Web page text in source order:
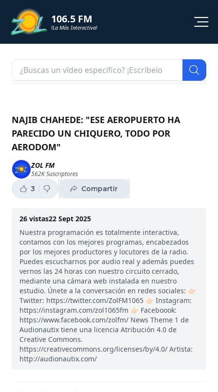
106.5 FM
!La Más Interactiva!
NOTICIAS
SHORTS
PODCAST
ZOL TV
NAJIB CHAHEDE: "ESE AEROPUERTO HA
PARECIDO UN CHIQUERO, TODO POR
AERODOM"
ZOL FM
562KSuscriptores
3 Compartir
26 vistas22 Sept 2025
Nuestra programación es totalmente interactiva,
contamos con los mejores programas, encabezados
por los mejores productores y locutores de la radio.
Puedes escucharnos por audio real y además puedes
vernos las 24 horas con nuestro circuito cerrado,
mediante una cámara web instalada en nuestro
estudio. Únete a la conversación en redes sociales: 👉🏻
Twitter: https://twitter.com/ZolFM1065 👉🏻 Instagram:
https://instagram.com/zol1065fm 👉🏻 Faceboook:
https://www.facebook.com/zolfm/ News Theme 1 de
Audionautix tiene una licencia Atribución 4.0 de
Creative Commons.
https://creativecommons.org/licenses/by/4.0/ Artista:
http://audionautix.com/